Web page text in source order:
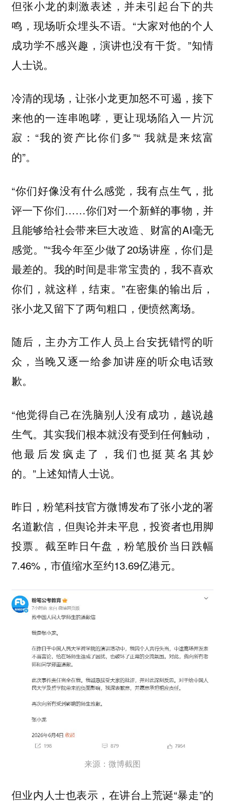
但张小龙的刺激表述，并未引起台下的共
鸣，现场听众埋头不语。“大家对他的个人
成功学不感兴趣，演讲也没有干货。”知情
人士说。
冷清的现场，让张小龙更加怒不可遏，接下
来他的一连串咆哮，更让现场陷入一片沉
寂：“我的资产比你们多”“ 我就是来炫富
的”。
“你们好像没有什么感觉，我有点生气，批
评一下你们……你们对一个新鲜的事物，并
且能够给社会带来巨大改造、财富的AI毫无
感觉。”“我今年至少做了20场讲座，你们是
最差的。我的时间是非常宝贵的，我不喜欢
你们，就这样，结束。”在密集的输出后，
张小龙又留下了两句粗口，便愤然离场。
随后，主办方工作人员上台安抚错愕的听
众，当晚又逐一给参加讲座的听众电话致
歉。
“他觉得自己在洗脑别人没有成功，越说越
生气。其实我们根本就没有受到任何触动，
他最后发疯走了，我们也挺莫名其妙
的。”上述知情人士说。
昨日，粉笔科技官方微博发布了张小龙的署
名道歉信，但舆论并未平息，投资者也用脚
投票。截至昨日午盘，粉笔股价当日跌幅
7.46%，市值缩水至约13.69亿港元。
来源：微博截图
但业内人士也表示，在讲台上荒诞“暴走”的